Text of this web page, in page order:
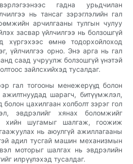
гадна урьдчилан
нь тансаг зэрэглэлийн гал
арчилгааны тулгын чулуу
засвар үйлчилгээ нь болзошгүй
хүргэхээс өмнө тодорхойлоход
үйлчилгээ орно. Энэ арга нь гал
саад учруулж болзошгүй үнэтэй
зайлсхийхэд тусалдаг.
гал тогооны менежерүүд болон
ажилтнуудад шарагч, битүүмжлэл,
болон цахилгаан холболт зэрэг гол
эвдрэлийг хянах боломжийг
хийн шугамыг шалгаж, гоожиж
нь аюулгүй ажиллагааны
адил тусгай машин механизмын
моторыг шалгах нь эвдрэлийн
илрүүлэхэд тусалдаг.